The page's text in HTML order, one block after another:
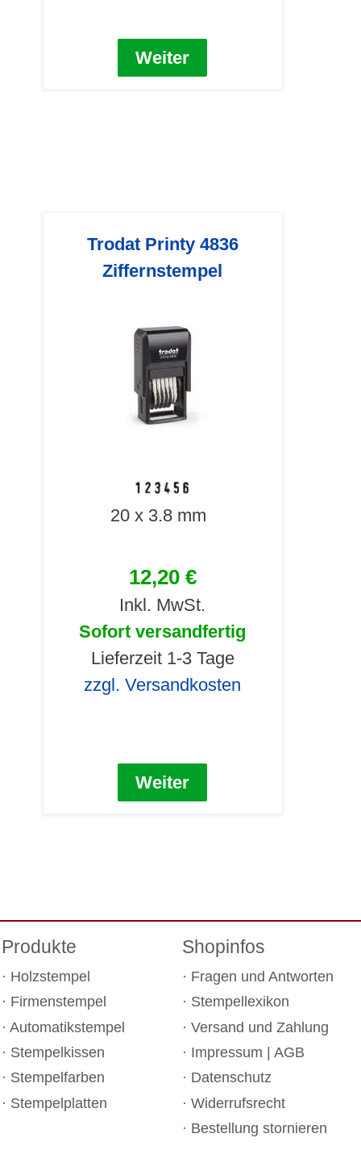
Weiter
Trodat Printy 4836
Ziffernstempel
20 x 3.8 mm
12,20 €
Inkl. MwSt.
Sofort versandfertig
Lieferzeit 1-3 Tage
zzgl. Versandkosten
Weiter
Produkte
Holzstempel
Firmenstempel
Automatikstempel
Stempelkissen
Stempelfarben
Stempelplatten
Shopinfos
Fragen und Antworten
Stempellexikon
Versand und Zahlung
Impressum
AGB
Datenschutz
Widerrufsrecht
Bestellung stornieren